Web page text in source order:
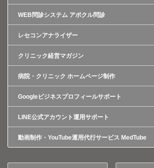
WEB問診システム アポクル問診
レセコンアナライザー
クリニック経営マガジン
病院・クリニック ホームページ制作
Googleビジネスプロフィールサポート
LINE公式アカウント運用サポート
動画制作・YouTube運用代行サービス MedTube